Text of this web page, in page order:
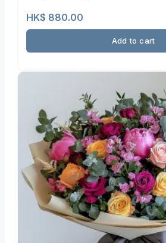
HK$ 880.00
Add to cart